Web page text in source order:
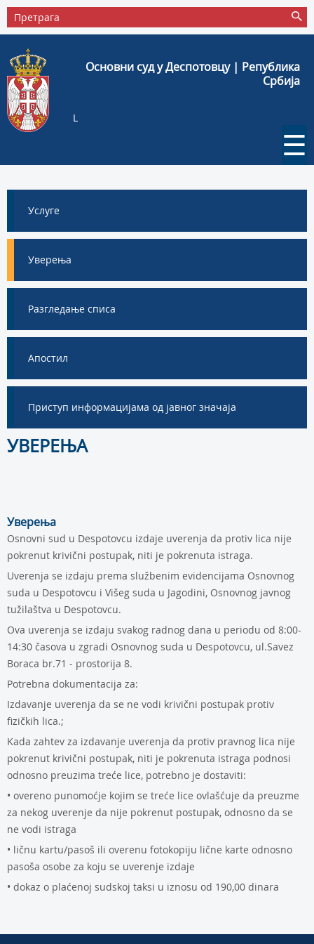
Основни суд у Деспотовцу | Република
Србија
L
☰
Услуге
Уверења
Разгледање списа
Апостил
Приступ информацијама од јавног значаја
УВЕРЕЊА
Уверења
Osnovni sud u Despotovcu izdaje uverenja da protiv lica nije
pokrenut krivični postupak, niti je pokrenuta istraga.
Uverenja se izdaju prema službenim evidencijama Osnovnog
suda u Despotovcu i Višeg suda u Jagodini, Osnovnog javnog
tužilaštva u Despotovcu.
Ova uverenja se izdaju svakog radnog dana u periodu od 8:00-
14:30 časova u zgradi Osnovnog suda u Despotovcu, ul.Savez
Boraca br.71 - prostorija 8.
Potrebna dokumentacija za:
Izdavanje uverenja da se ne vodi krivični postupak protiv
fizičkih lica.;
Kada zahtev za izdavanje uverenja da protiv pravnog lica nije
pokrenut krivični postupak, niti je pokrenuta istraga podnosi
odnosno preuzima treće lice, potrebno je dostaviti:
• overeno punomoćje kojim se treće lice ovlašćuje da preuzme
za nekog uverenje da nije pokrenut postupak, odnosno da se
ne vodi istraga
• ličnu kartu/pasoš ili overenu fotokopiju lične karte odnosno
pasoša osobe za koju se uverenje izdaje
• dokaz o plaćenoj sudskoj taksi u iznosu od 190,00 dinara